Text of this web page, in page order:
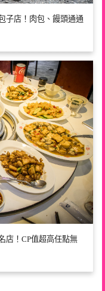
子店！肉包、饅頭通通
店！CP值超高任點無